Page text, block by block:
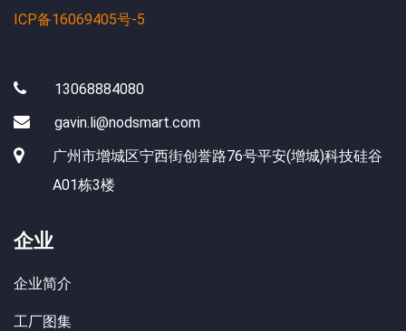
ICP备16069405号-5
13068884080
gavin.li@nodsmart.com
广州市增城区宁西街创誉路76号平安(增城)科技硅谷
A01栋3楼
企业
企业简介
工厂图集